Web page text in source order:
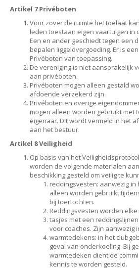
Artikel 7 Privéboten
Voor zover de ruimte het toelaat
leden toestaan eigen vaartuigen in
Een en ander geschiedt tegen een
bepalen liggeldvergoeding. Er is
Privéboten van toepassing.
De vereniging is niet aansprakelijk
aan privéboten.
Privéboten mogen alleen gestald
afdoende verzekerd zijn.
Privéboten en overige
mogen alleen worden gebruikt met
eigenaar. Dit wordt vermeld in het
aan het bestuur.
Artikel 8 Veiligheid
Op basis van het
worden de volgende materialen
beschikking gesteld om veilig te
reddingsvesten: aanwezig in
alleen worden gebruikt
bij toertochten.
Reddingsvesten worden
tasjes met een
voor coaches. Zijn aanwezig
warmtedekens: in het
geval van onderkoeling. Bij
warmtedeken dient de
kennis te worden gesteld.